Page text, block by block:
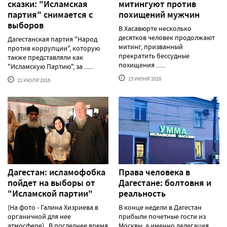
сказки: "Исламская
партия" снимается с
выборов
Дагестанская партия "Народ
против коррупции", которую
также представляли как
"Исламскую Партию", за ......
21 ИЮЛЯ'2016
митингуют против
похищений мужчин
В Хасавюрте несколько
десятков человек продолжают
митинг, призванный
прекратить бессудные
похищения ......
15 ИЮНЯ'2016
Дагестан: исламофобка
пойдет на выборы от
"Исламской партии"
(На фото - Галина Хизриева в
органичной для нее
Права человека в
Дагестане: болтовня и
реальность
В конце недели в Дагестан
прибыли почетные гости из